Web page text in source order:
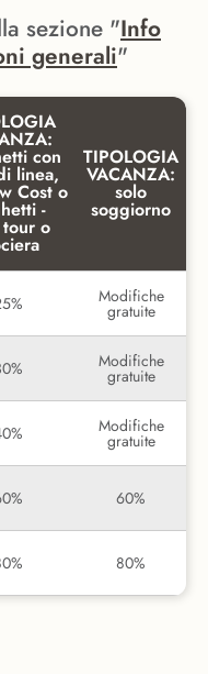
sezione "Info
generali"
con
linea,
Cost o
-
o
TIPOLOGIA
VACANZA:
solo
soggiorno
Modifiche
gratuite
Modifiche
gratuite
Modifiche
gratuite
60%
80%